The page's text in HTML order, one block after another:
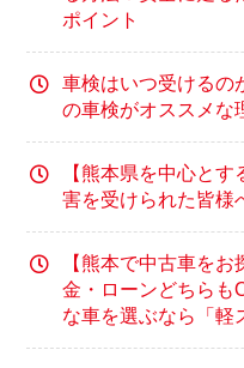
ポイント
車検はいつ受けるの
の車検がオススメな
【熊本県を中心と
害を受けられた皆様
【熊本で中古車をお
金・ローンどちらも
な車を選ぶなら「軽